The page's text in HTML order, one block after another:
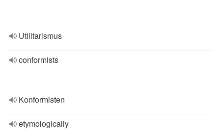
Utilitarismus
conformists
Konformisten
etymologically